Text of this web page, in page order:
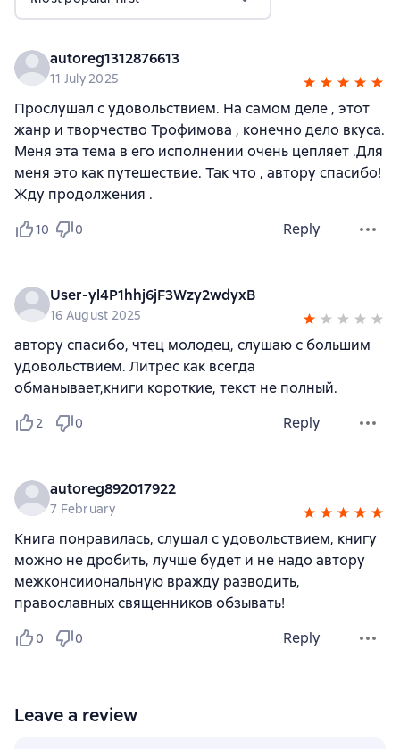
autoreg1312876613
11 July 2025
Прослушал с удовольствием. На самом деле , этот
жанр и творчество Трофимова , конечно дело вкуса.
Меня эта тема в его исполнении очень цепляет .Для
меня это как путешествие. Так что , автору спасибо!
Жду продолжения .
10 0 Reply
User-yl4P1hhj6jF3Wzy2wdyxB
16 August 2025
автору спасибо, чтец молодец, слушаю с большим
удовольствием. Литрес как всегда
обманывает,книги короткие, текст не полный.
2 0 Reply
autoreg892017922
7 February
Книга понравилась, слушал с удовольствием, книгу
можно не дробить, лучше будет и не надо автору
межконсииональную вражду разводить,
православных священников обзывать!
0 0 Reply
Leave a review